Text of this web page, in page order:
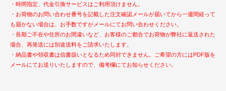
・時間指定、代金引換サービスはご利用頂けません。
・お荷物のお問い合わせ番号を記載した注文確認メールが届いてから一週間経って
も届かない場合は、お手数ですがメールにてお問い合わせください。
・長期ご不在や住所のお間違いなど、お客様のご都合でお荷物が弊社に返送された
場合、再発送には別途送料をご請求いたします。
・納品書や領収書は信書扱いとなるため同封できません。ご希望の方にはPDF版を
メールにてお送りいたしますので、備考欄にてお知らせください。